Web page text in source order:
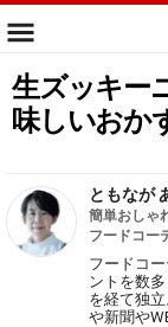
生ズッキー
味しいおか
ともなが
簡単おしゃ
フードコー
フードコ
ントを数
を経て独
や新聞や